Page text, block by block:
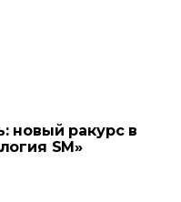
новый ракурс в
SM»